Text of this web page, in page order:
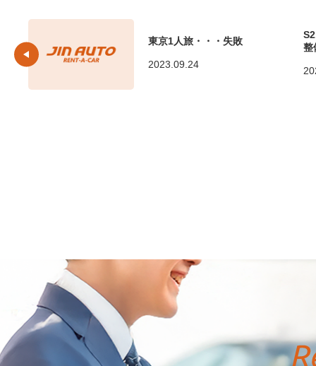
東京1人旅・・・失敗
2023.09.24
整